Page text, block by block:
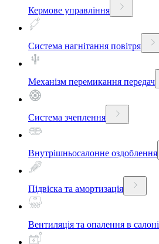
Кермове управління
Система нагнітання повітря
Механізм перемикання передач
Система зчеплення
Внутрішньосалонне оздоблення
Підвіска та амортизація
Вентиляція та опалення в салоні